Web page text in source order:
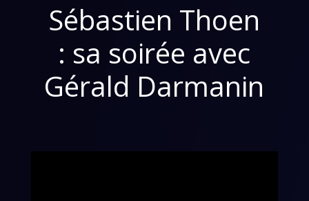
Sébastien Thoen
: sa soirée avec
Gérald Darmanin